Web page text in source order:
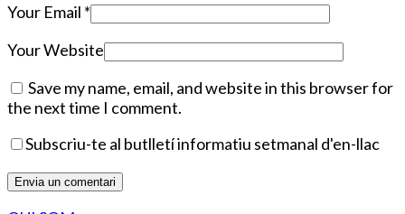
Your Email *
Your Website
Save my name, email, and website in this browser for
the next time I comment.
Subscriu-te al butlletí informatiu setmanal d'en-llac